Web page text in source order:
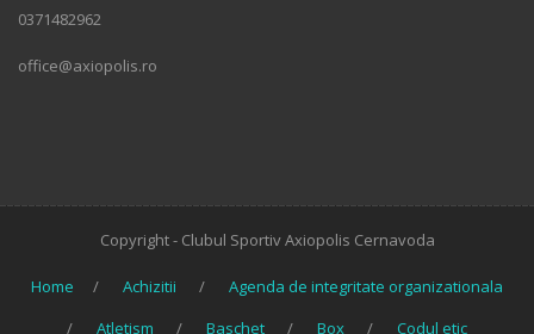
0371482962
office@axiopolis.ro
Copyright - Clubul Sportiv Axiopolis Cernavoda
Home Achizitii
Agenda de integritate organizationala
Atletism
Baschet Box
Codul etic